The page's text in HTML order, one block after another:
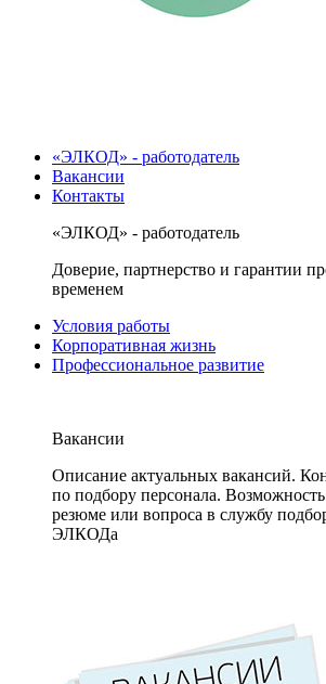
«ЭЛКОД» - работодатель
Вакансии
Контакты
«ЭЛКОД» - работодатель
Доверие, партнерство и гарантии
временем
Условия работы
Корпоративная жизнь
Профессиональное развитие
Вакансии
Описание актуальных вакансий.
по подбору персонала.
резюме или вопроса в службу
ЭЛКОДа